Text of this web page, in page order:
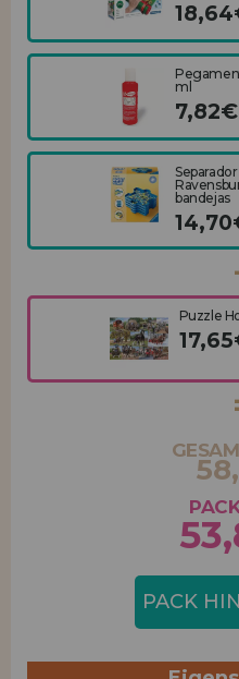
ml
7,82€
bandejas
Puzzle
PACK